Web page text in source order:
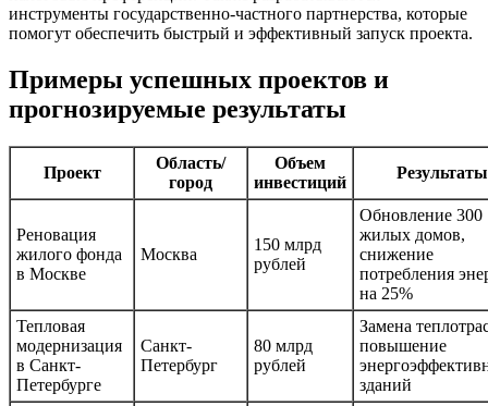
инструменты государственно-частного партнерства, которые
помогут обеспечить быстрый и эффективный запуск проекта.
Примеры успешных проектов и
прогнозируемые результаты
Проект
Область/
город
Объем
инвестиций
Результаты
Реновация
жилого фонда
в Москве
Москва
150 млрд
рублей
Обновление 300
жилых домов,
снижение
потребления
на 25%
Тепловая
модернизация
в Санкт-
Петербурге
Санкт-
Петербург
80 млрд
рублей
Замена
повышение
зданий